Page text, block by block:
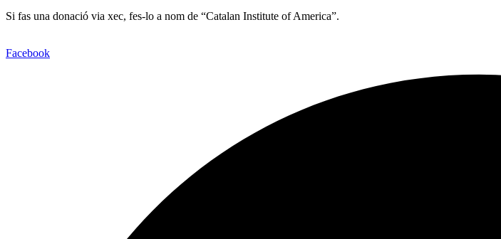
Si fas una donació via xec, fes-lo a nom de “Catalan Institute of America”.
Facebook